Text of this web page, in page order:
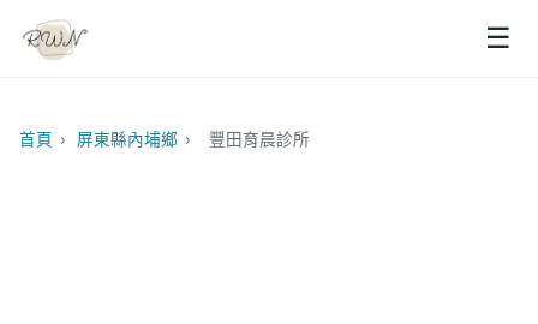
☰
首頁 › 屏東縣內埔鄉 › 豐田育晨診所